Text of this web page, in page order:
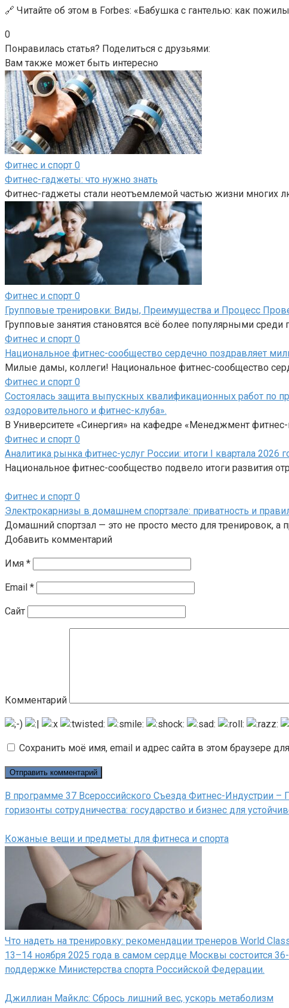
🔗 Читайте об этом в Forbes: «Бабушка с гантелью: как
0
Понравилась статья? Поделиться с друзьями:
Вам также может быть интересно
Фитнес и спорт 0
Фитнес-гаджеты: что нужно знать
Фитнес-гаджеты стали неотъемлемой частью жизни многих
Фитнес и спорт 0
Групповые тренировки: Виды, Преимущества и Процесс
Групповые занятия становятся всё более популярными
Фитнес и спорт 0
Национальное фитнес-сообщество сердечно поздравляет
Милые дамы, коллеги! Национальное фитнес-сообщество
Фитнес и спорт 0
Cостоялась защита выпускных квалификационных работ по
оздоровительного и фитнес-клуба».
В Университете «Синергия» на кафедре «Менеджмент
Фитнес и спорт 0
Аналитика рынка фитнес-услуг России: итоги I квартала 2026
Национальное фитнес-сообщество подвело итоги развития
Фитнес и спорт 0
Электрокарнизы в домашнем спортзале: приватность и
Домашний спортзал — это не просто место для тренировок, а
Добавить комментарий
Имя *
Email *
Сайт
Комментарий
Сохранить моё имя, email и адрес сайта в этом браузере
В программе 37 Всероссийского Съезда Фитнес-Индустрии –
горизонты сотрудничества: государство и бизнес для
Кожаные вещи и предметы для фитнеса и спорта
Что надеть на тренировку: рекомендации тренеров World
13–14 ноября 2025 года в самом сердце Москвы состоится
поддержке Министерства спорта Российской Федерации.
Джиллиан Майклс: Сбрось лишний вес, ускорь метаболизм